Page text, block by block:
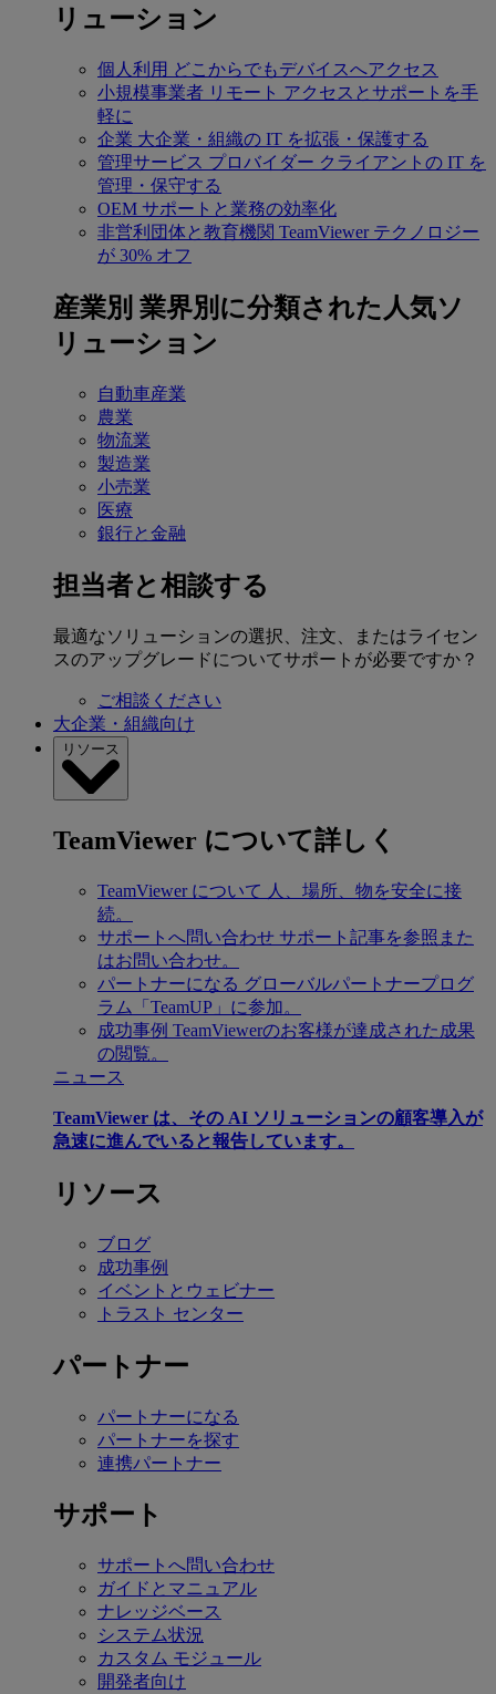
リューション
個人利用 どこからでもデバイスへアクセス
小規模事業者 リモート アクセスとサポートを手
軽に
企業 大企業・組織の IT を拡張・保護する
管理サービス プロバイダー クライアントの IT を
管理・保守する
OEM サポートと業務の効率化
非営利団体と教育機関 TeamViewer テクノロジー
が 30% オフ
産業別 業界別に分類された人気ソ
リューション
自動車産業
農業
物流業
製造業
小売業
医療
銀行と金融
担当者と相談する
最適なソリューションの選択、注文、またはライセン
スのアップグレードについてサポートが必要ですか？
ご相談ください
大企業・組織向け
リソース
TeamViewer について詳しく
TeamViewer について 人、場所、物を安全に接
続。
サポートへ問い合わせ サポート記事を参照また
はお問い合わせ。
パートナーになる グローバルパートナープログ
ラム「TeamUP」に参加。
成功事例 TeamViewerのお客様が達成された成果
の閲覧。
ニュース
TeamViewer は、その AI ソリューションの顧客導入が
急速に進んでいると報告しています。
リソース
ブログ
成功事例
イベントとウェビナー
トラスト センター
パートナー
パートナーになる
パートナーを探す
連携パートナー
サポート
サポートへ問い合わせ
ガイドとマニュアル
ナレッジベース
システム状況
カスタム モジュール
開発者向け